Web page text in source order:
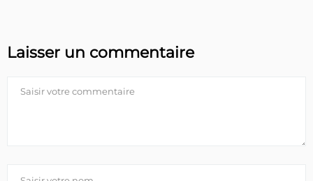
Laisser un commentaire